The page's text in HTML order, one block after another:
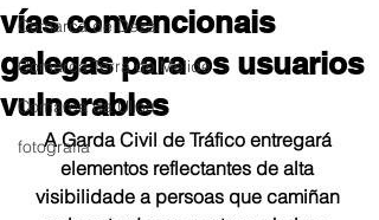
Comarca de Deza
Comarca Terra de Melide
Comarca da Ulloa
fotografía
vías convencionais
galegas para os usuarios
vulnerables
A Garda Civil de Tráfico entregará
elementos reflectantes de alta
visibilidade a persoas que camiñan